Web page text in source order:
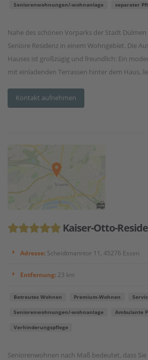
Seniorenwohnungen/-wohnanlage separater
Nahe des schönen Vorparks der Stadt
Seniore Residenz in einem Wohngebiet. Die
Hauses ist großzügig und freundlich: Ein
mit einladenden Terrassen hinter dem Haus,
Kontakt aufnehmen
Kaiser-Otto-
Adresse: Scheidtmanntor 11, 45276 Essen
Entfernung: 23 km
Betreutes Wohnen Premium-Wohnen
Seniorenwohnungen/-wohnanlage Ambulante
Verhinderungspflege
Seniorenwohnen nach Maß bedeutet, dass